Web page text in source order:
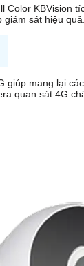
Color KBVision
giám sát hiệu
giúp mang lại
quan sát 4G